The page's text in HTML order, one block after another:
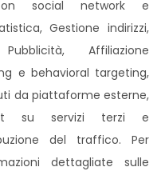
social network e
Gestione indirizzi,
Affiliazione
e behavioral targeting,
da piattaforme esterne,
su servizi terzi e
del traffico. Per
dettagliate sulle